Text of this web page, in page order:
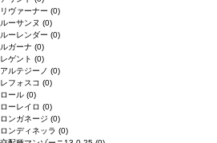
リヴァーナー (0)
ルーサンヌ (0)
ルーレンダー (0)
ルガーナ (0)
レゲント (0)
アルテジーノ (0)
レフォスコ (0)
ロール (0)
ローレイロ (0)
ロンガネージ (0)
ロンディネッラ (0)